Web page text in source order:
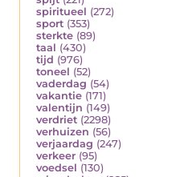
spiritueel (272)
sport (353)
sterkte (89)
taal (430)
tijd (976)
toneel (52)
vaderdag (54)
vakantie (171)
valentijn (149)
verdriet (2298)
verhuizen (56)
verjaardag (247)
verkeer (95)
voedsel (130)